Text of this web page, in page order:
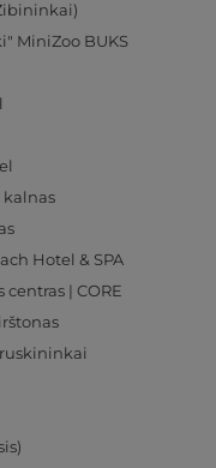
MiniZoo BUKS
Hotel & SPA
| CORE